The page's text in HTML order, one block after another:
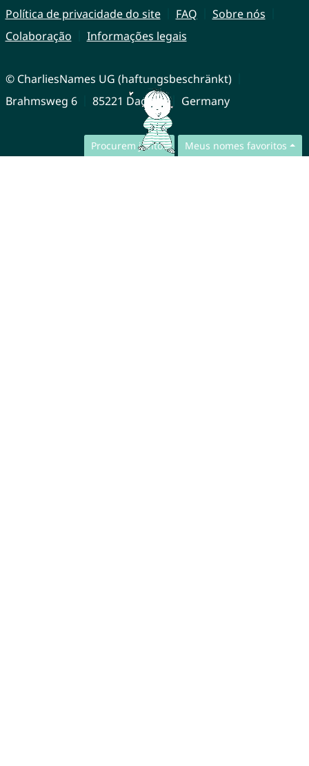
Procurem juntos Meus nomes favoritos
Política de privacidade do site
FAQ
Sobre nós
Colaboração
Informações legais
© CharliesNames UG (haftungsbeschränkt)
Brahmsweg 6
85221 Dachau Germany